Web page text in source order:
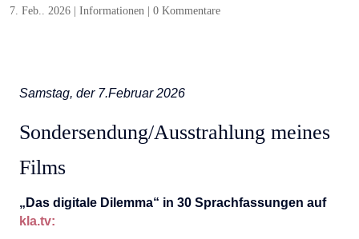
7. Feb.. 2026 Informationen 0 Kommentare
Samstag, der 7.Februar 2026
Sondersendung/Ausstrahlung meines
Films
„Das digitale Dilemma“ in 30 Sprachfassungen auf
kla.tv: